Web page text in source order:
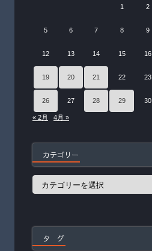
1 2
5 6 7 8 9
12 13 14 15 16
19 20 21 22 23
26 27 28 29 30
« 2月 4月 »
カテゴリー
カ
タ グ